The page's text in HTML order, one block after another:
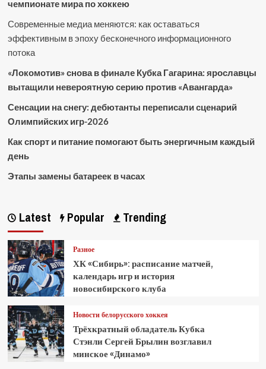
чемпионате мира по хоккею
Современные медиа меняются: как оставаться
эффективным в эпоху бесконечного информационного
потока
«Локомотив» снова в финале Кубка Гагарина: ярославцы
вытащили невероятную серию против «Авангарда»
Сенсации на снегу: дебютанты переписали сценарий
Олимпийских игр-2026
Как спорт и питание помогают быть энергичным каждый
день
Этапы замены батареек в часах
Latest Popular Trending
Разное
ХК «Сибирь»: расписание матчей,
календарь игр и история
новосибирского клуба
Новости белорусского хоккея
Трёхкратный обладатель Кубка
Стэнли Сергей Брылин возглавил
минское «Динамо»